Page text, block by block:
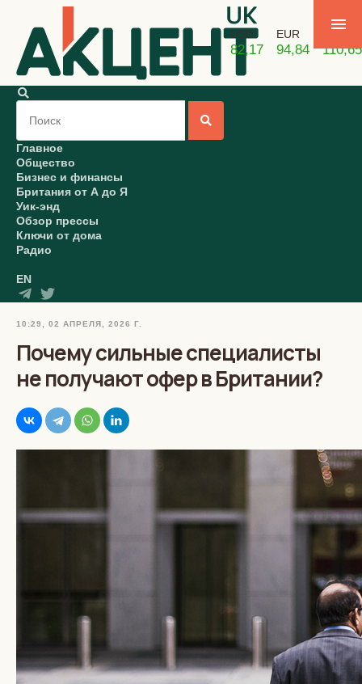
USD
82,17
EUR
94,84 110,65
Главное
Общество
Бизнес и финансы
Британия от А до Я
Уик-энд
Обзор прессы
Ключи от дома
Радио
EN
10:29, 02 АПРЕЛЯ, 2026 Г.
Почему сильные специалисты
не получают офер в Британии?